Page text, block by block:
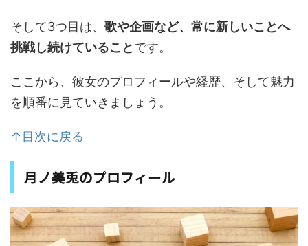
そして3つ目は、 歌や企画など、常に新しいことへ
挑戦し続けていることです。
ここから、彼女のプロフィールや経歴、そして魅力
を順番に見ていきましょう。
↑目次に戻る
月ノ美兎のプロフィール